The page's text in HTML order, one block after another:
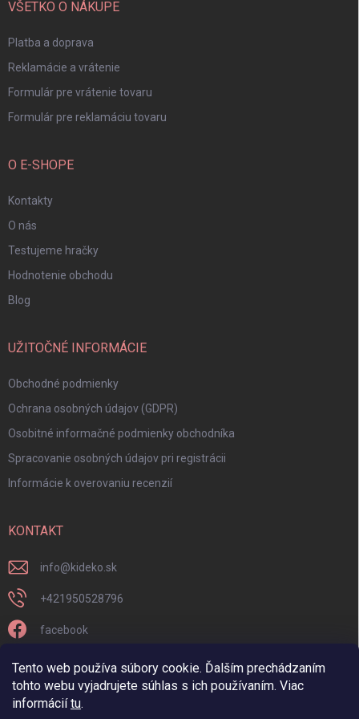
Tento web používa súbory cookie. Ďalším prechádzaním
tohto webu vyjadrujete súhlas s ich používaním. Viac
informáciítu.
VŠETKO O NÁKUPE
Platba a doprava
Reklamácie a vrátenie
Formulár pre vrátenie tovaru
Formulár pre reklamáciu tovaru
O E-SHOPE
Kontakty
O nás
Testujeme hračky
Hodnotenie obchodu
Blog
UŽITOČNÉ INFORMÁCIE
Obchodné podmienky
Ochrana osobných údajov (GDPR)
Osobitné informačné podmienky obchodníka
Spracovanie osobných údajov pri registrácii
Informácie k overovaniu recenzií
KONTAKT
info@kideko.sk
+421950528796
facebook
kideko.sk/